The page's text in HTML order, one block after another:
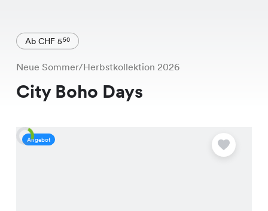
Ab CHF 550
Neue Sommer/Herbstkollektion 2026
City Boho Days
Angebot